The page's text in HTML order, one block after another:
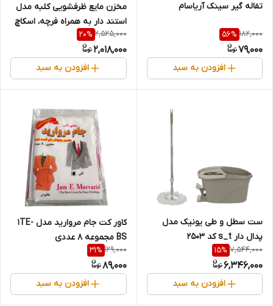
تفاله گیر سینک آریاسام
182,000
56%
79,000
افزودن به سبد
مخزن مایع ظرفشویی کلبه مدل
استند دار به همراه فرچه، اسکاچ
و دستمال نظافت
2,525,000
20%
2,018,000
افزودن به سبد
ست سطل و طی یونیک مدل
پدال دار s_t کد 2503
7,544,000
15%
6,346,000
افزودن به سبد
کاور کت جام مروارید مدل 1TE-
BS مجموعه 8 عددی
129,000
31%
89,000
افزودن به سبد